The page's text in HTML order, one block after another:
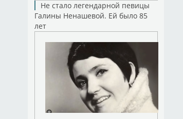
Не стало легендарной певицы
Галины Ненашевой. Ей было 85
лет